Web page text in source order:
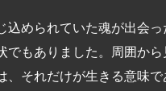
込められていた魂が出会
でもありました。周囲か
、それだけが生きる意味